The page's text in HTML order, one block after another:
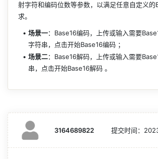
射字符和编码位数等参数，以满足任意自定义的
求。
场景一：Base16编码，上传或输入需要
字符串，点击开始Base16编码 ；
场景二：Base16解码，上传或输入需要
串，点击开始Base16解码 。
3164689822 提交时间：